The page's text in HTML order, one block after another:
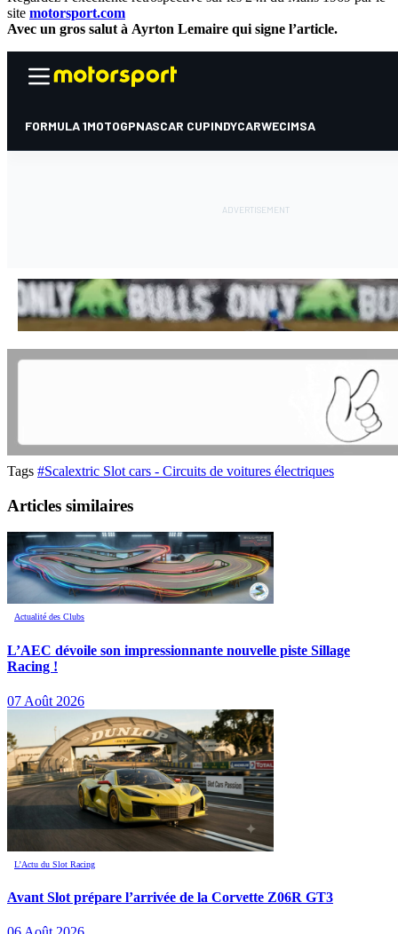
site motorsport.com
Avec un gros salut à Ayrton Lemaire qui signe l’article.
Tags #Scalextric Slot cars - Circuits de voitures électriques
Articles similaires
Actualité des Clubs
L’AEC dévoile son impressionnante nouvelle piste Sillage
Racing !
07 Août 2026
L’Actu du Slot Racing
Avant Slot prépare l’arrivée de la Corvette Z06R GT3